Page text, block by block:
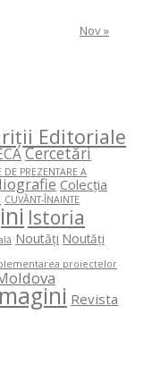
Nov »
Editoriale
Cercetări
DE PREZENTARE A
Colecția
CUVÂNT-ÎNAINTE
Istoria
Noutăți Noutăți
proiectelor
Revista